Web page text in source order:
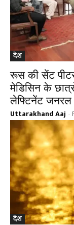
देश
रूस की सेंट
मेडिसिन के
लेफ्टिनेंट जनरल
Uttarakhand Aaj -
देश